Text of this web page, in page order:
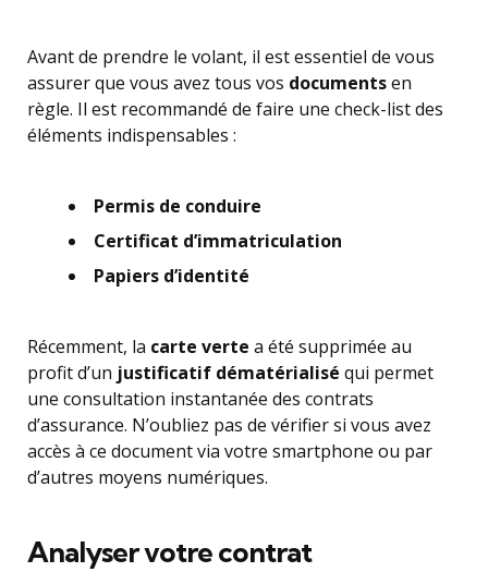
Avant de prendre le volant, il est essentiel de vous
assurer que vous avez tous vos documentsen
règle. Il est recommandé de faire une check-list des
éléments indispensables :
Permis de conduire
Certificat d’immatriculation
Papiers d’identité
Récemment, la carte verte a été supprimée au
profit d’un justificatif dématérialisé qui permet
une consultation instantanée des contrats
d’assurance. N’oubliez pas de vérifier si vous avez
accès à ce document via votre smartphone ou par
d’autres moyens numériques.
Analyser votre contrat